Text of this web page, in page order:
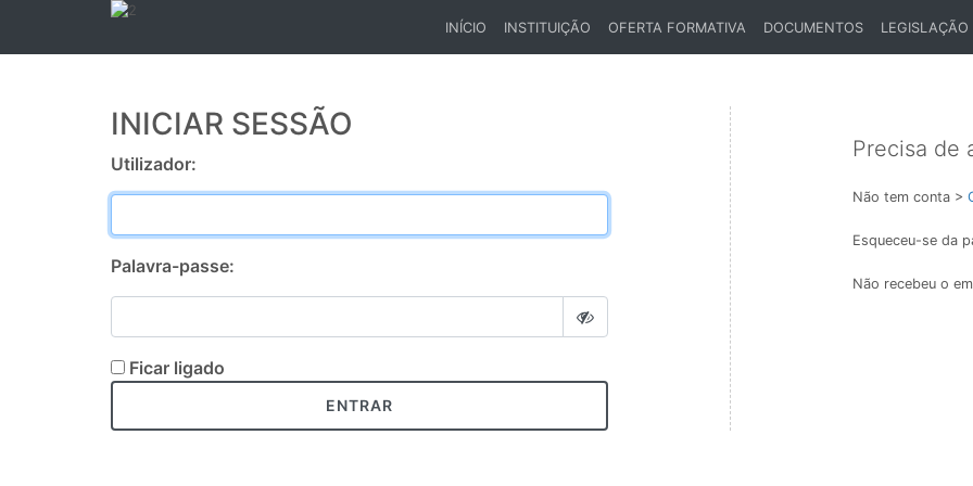
INÍCIO
INSTITUIÇÃO OFERTA FORMATIVA DOCUMENTOS LEGISLAÇÃO
INICIAR SESSÃO
Utilizador:
Palavra-passe:
Ficar ligado
ENTRAR
Precisa de
Não tem conta >
Esqueceu-se da
Não recebeu o